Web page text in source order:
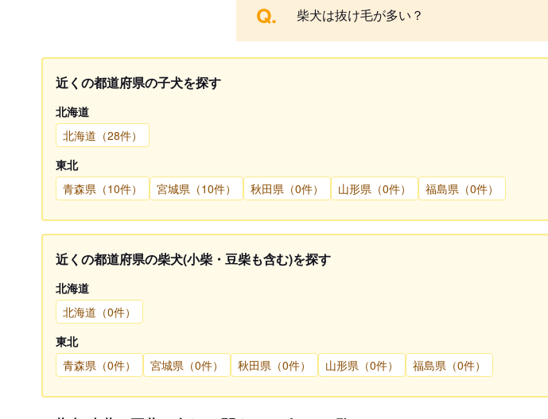
Q. 柴犬は抜け毛が多い？
近くの都道府県の子犬を探す
北海道
北海道（28件）
東北
青森県（10件）
宮城県（10件） 秋田県（0件） 山形県（0件） 福島県（0件）
近くの都道府県の柴犬(小柴・豆柴も含む)を探す
北海道
北海道（0件）
東北
青森県（0件）
宮城県（0件） 秋田県（0件） 山形県（0件） 福島県（0件）